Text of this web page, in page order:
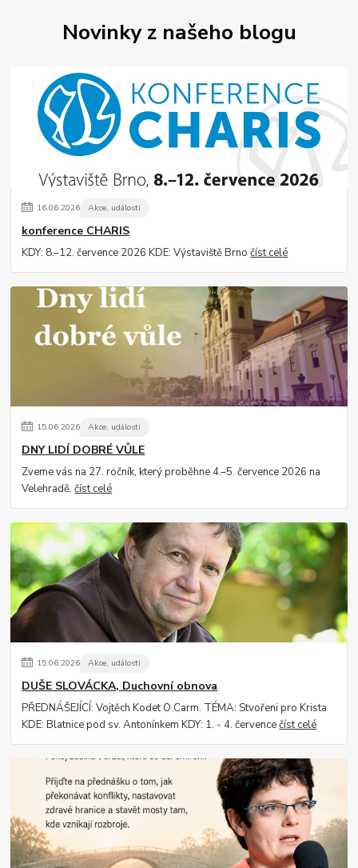
Novinky z našeho blogu
16.06.2026 Akce, události
konference CHARIS
KDY: 8.–12. července 2026 KDE: Výstaviště Brnočíst celé
15.06.2026 Akce, události
DNY LIDÍ DOBRÉ VŮLE
Zveme vás na 27. ročník, který proběhne 4.–5. července 2026 na
Velehradě.číst celé
15.06.2026 Akce, události
DUŠE SLOVÁCKA, Duchovní obnova
PŘEDNÁŠEJÍCÍ: Vojtěch Kodet O.Carm. TÉMA: Stvořeni pro Krista
KDE: Blatnice pod sv. Antonínkem KDY: 1. - 4. červencečíst celé